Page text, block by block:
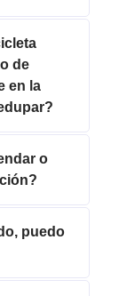
de
en la
o
puedo